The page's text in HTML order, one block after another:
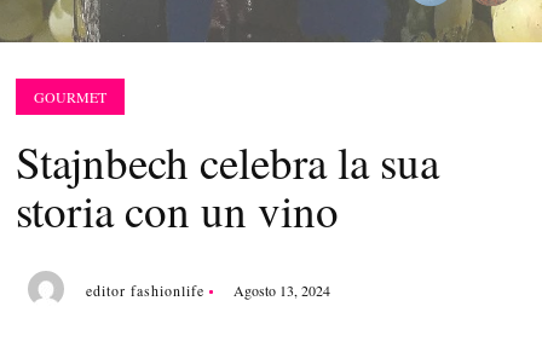
GOURMET
Stajnbech celebra la sua
storia con un vino
editor fashionlife Agosto 13, 2024